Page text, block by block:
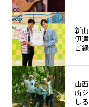
新
伊
ご
山
所
し